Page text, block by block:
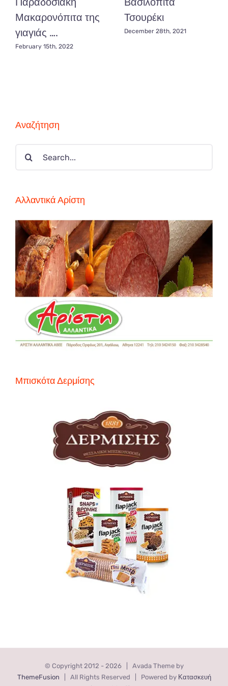
Μακαρονόπιτα της
γιαγιάς ….
February 15th, 2022
Τσουρέκι
December 28th, 2021
Αναζήτηση
Search
Αλλαντικά Αρίστη
Μπισκότα Δερμίσης
© Copyright 2012 - 2026 | Avada Theme by
ThemeFusion | All Rights Reserved | Powered by Κατασκευή